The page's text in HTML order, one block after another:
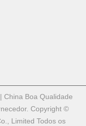
| China Boa Qualidade
Copyright ©
Limited Todos os